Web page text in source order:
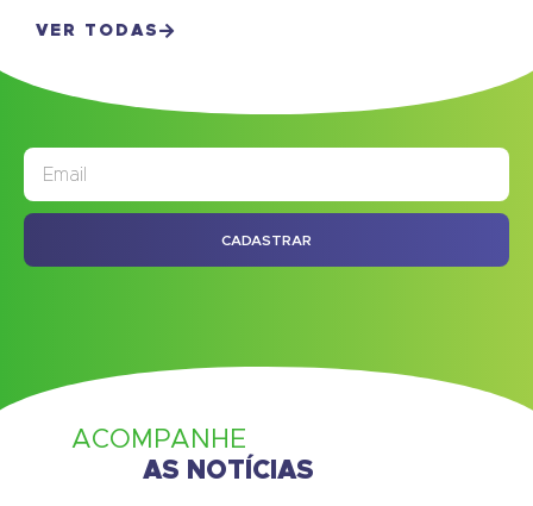
VER TODAS
CADASTRAR
ACOMPANHE
AS NOTÍCIAS